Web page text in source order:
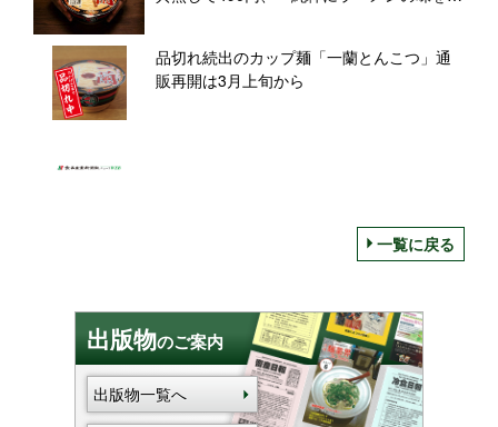
品切れ続出のカップ麺「一蘭とんこつ」通
販再開は3月上旬から
一覧に戻る
出版物のご案内
出版物一覧へ